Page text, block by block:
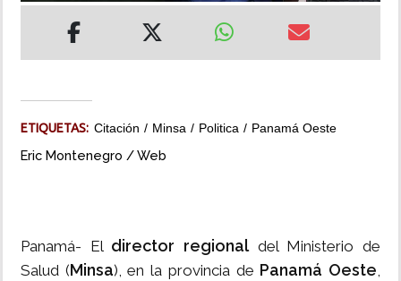
ETIQUETAS: Citación Minsa Politica Panamá Oeste
Eric Montenegro / Web
Panamá- El director regionaldel Ministerio de
Salud (Minsa), en la provincia de Panamá Oeste,